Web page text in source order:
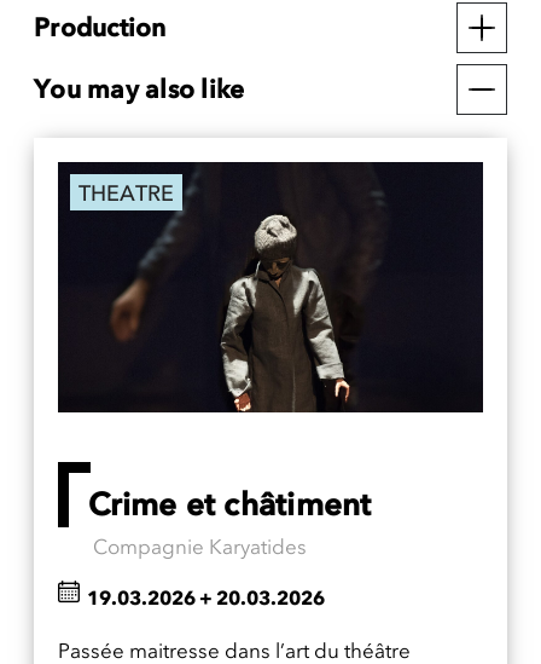
Production
You may also like
THEATRE
Crime et châtiment
Compagnie Karyatides
Passée maitresse dans l’art du théâtre
19.03.2026+ 20.03.2026